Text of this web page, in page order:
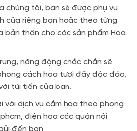
chúng tôi, bạn sẽ được phụ vụ
của riêng bạn hoặc theo từng
bản thân cho các sản phẩm Hoa
năng động chắc chắn sẽ
cách hoa tươi đầy độc đáo,
túi tiền của bạn.
với dịch vụ cắm hoa theo phong
điện hoa các quận nội
đến bạn